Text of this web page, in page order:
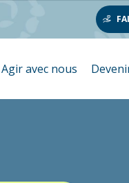
Agir avec nous